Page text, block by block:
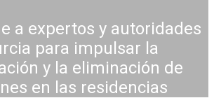
a expertos y autoridades
para impulsar la
y la eliminación de
en las residencias